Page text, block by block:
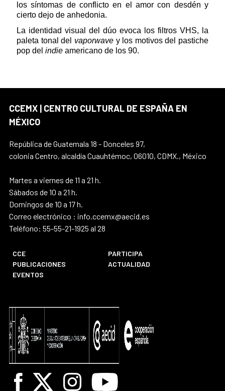
los síntomas de conflicto en el amor con desdén y
cierto dejo de anhedonia.
La identidad visual del dúo evoca los filtros VHS, la
paleta tonal del vaporwavey los motivos del pastiche
pop del indie americano de los 90.
CCEMX | CENTRO CULTURAL DE ESPAÑA EN
MÉXICO
República de Guatemala 18 - Donceles 97,
colonia Centro, alcaldía Cuauhtémoc, 06010, CDMX., México
Martes a viernes de 11 a 21 h.
Sábados de 10 a 21 h.
Domingos de 10 a 17 h.
Correo electrónico : info.ccemx@aecid.es
Teléfono: 55-55-21-1925 al 28
CCE
PARTICIPA
PUBLICACIONES
ACTUALIDAD
EVENTOS
Facebook
X InstagramYoutube